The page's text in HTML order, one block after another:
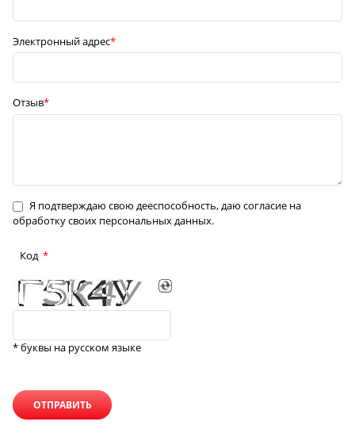
Электронный адрес
Отзыв
Я подтверждаю свою дееспособность, даю согласие на
обработку своих персональных данных.
Код
* буквы на русском языке